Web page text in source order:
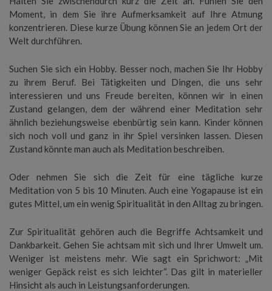
Moment, in dem Sie ihre Aufmerksamkeit auf Ihre Atmung
konzentrieren. Diese kurze Übung können Sie an jedem Ort der
Welt durchführen.
Suchen Sie sich ein Hobby. Besser noch, machen Sie Ihr Hobby
zu ihrem Beruf. Bei Tätigkeiten und Dingen, die uns sehr
interessieren und uns Freude bereiten, können wir in einen
Zustand gelangen, dem der während einer Meditation sehr
ähnlich beziehungsweise ebenbürtig sein kann. Kinder können
sich noch voll und ganz in ihr Spiel versinken lassen. Diesen
Zustand könnte man auch als Meditation beschreiben.
Oder nehmen Sie sich die Zeit für eine tägliche kurze
Meditation von 5 bis 10 Minuten. Auch eine Yogapause ist ein
gutes Mittel, um ein wenig Spiritualität in den Alltag zu bringen.
Zur Spiritualität gehören auch die Begriffe Achtsamkeit und
Dankbarkeit. Gehen Sie achtsam mit sich und Ihrer Umwelt um.
Weniger ist meistens mehr. Wie sagt ein Sprichwort: „Mit
weniger Gepäck reist es sich leichter“. Das gilt in materieller
Hinsicht als auch in Leistungsanforderungen.